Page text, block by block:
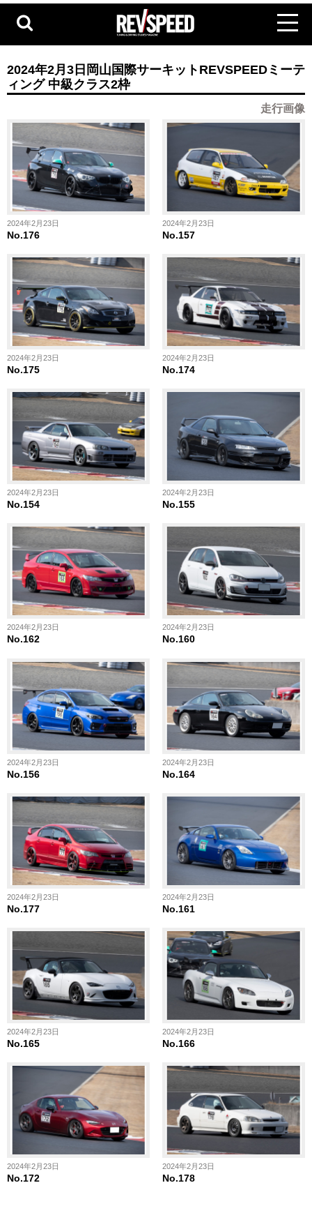
2024年2月3日岡山国際サーキットREVSPEEDミーテ
ィング 中級クラス2枠
走行画像
2024年2月23日
No.176
2024年2月23日
No.157
2024年2月23日
No.175
2024年2月23日
No.174
2024年2月23日
No.154
2024年2月23日
No.155
2024年2月23日
No.162
2024年2月23日
No.160
2024年2月23日
No.156
2024年2月23日
No.164
2024年2月23日
No.177
2024年2月23日
No.161
2024年2月23日
No.165
2024年2月23日
No.166
2024年2月23日
No.172
2024年2月23日
No.178